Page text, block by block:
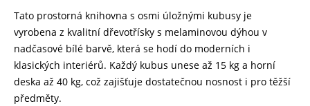
Tato prostorná knihovna s osmi úložnými kubusy je
vyrobena z kvalitní dřevotřísky s melaminovou dýhou v
nadčasové bílé barvě, která se hodí do moderních i
klasických interiérů. Každý kubus unese až 15 kg a horní
deska až 40 kg, což zajišťuje dostatečnou nosnost i pro těžší
předměty.